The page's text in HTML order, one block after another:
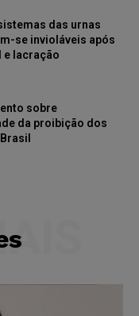
das urnas
se invioláveis após
e lacração
sobre
da proibição dos